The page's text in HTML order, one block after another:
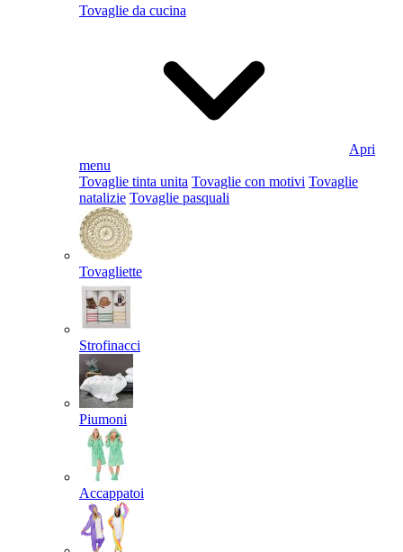
Tovaglie da cucina
Apri
menu
Tovaglie tinta unita Tovaglie con motivi Tovaglie
natalizie Tovaglie pasquali
Tovagliette
Strofinacci
Piumoni
Accappatoi